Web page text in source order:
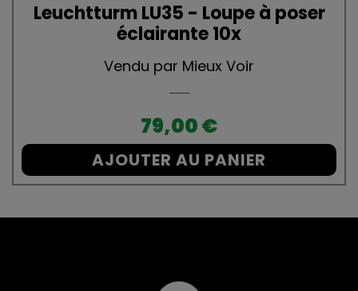
Leuchtturm LU35 - Loupe à poser
éclairante 10x
Vendu par Mieux Voir
Prix
79,00 €
AJOUTER AU PANIER